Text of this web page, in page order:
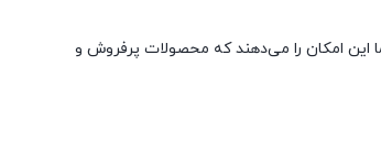
امکان را می‌دهند که محصولات پرفروش و